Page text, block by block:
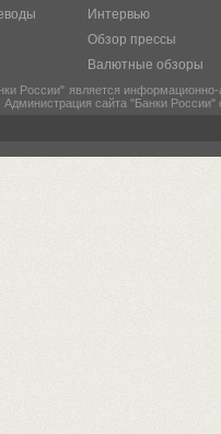
Интервью
Обзор прессы
Валютные обзоры
России" является
Администрация сайта "Банки